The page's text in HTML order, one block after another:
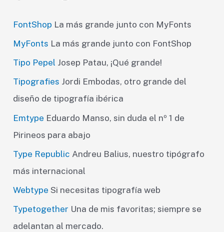
FontShop La más grande junto con MyFonts
MyFonts La más grande junto con FontShop
Tipo Pepel Josep Patau, ¡Qué grande!
Tipografies Jordi Embodas, otro grande del
diseño de tipografía ibérica
Emtype Eduardo Manso, sin duda el nº 1 de
Pirineos para abajo
Type Republic Andreu Balius, nuestro tipógrafo
más internacional
Webtype Si necesitas tipografía web
Typetogether Una de mis favoritas; siempre se
adelantan al mercado.